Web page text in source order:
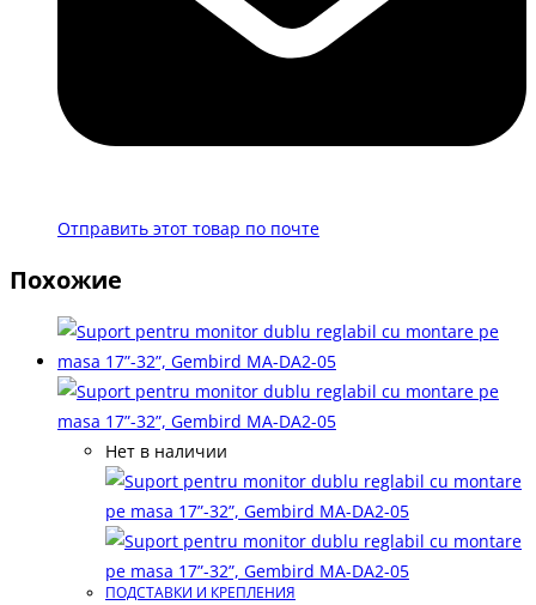
Отправить этот товар по почте
Похожие
Нет в наличии
ПОДСТАВКИ И КРЕПЛЕНИЯ